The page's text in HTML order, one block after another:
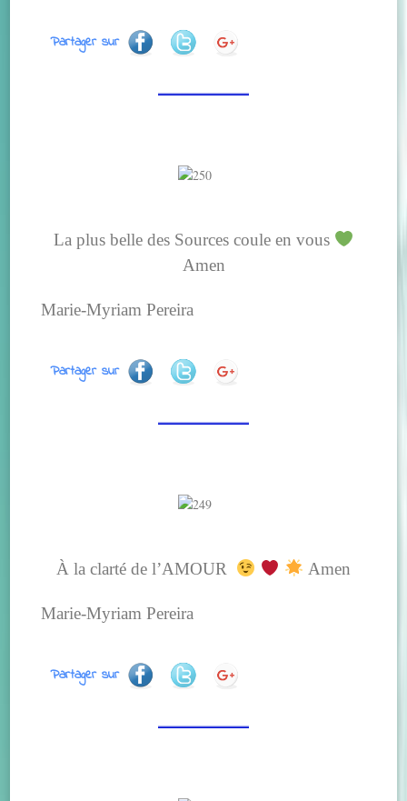
Partager sur
La plus belle des Sources coule en vous
Amen
Marie-Myriam Pereira
Partager sur
À la clarté de l’AMOUR Amen
Marie-Myriam Pereira
Partager sur